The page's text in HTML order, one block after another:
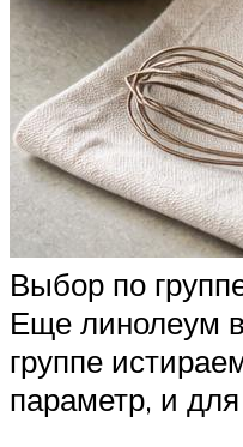
Выбор по
Еще линолеум
группе
параметр, и